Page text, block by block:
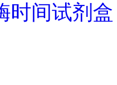
时间试剂盒